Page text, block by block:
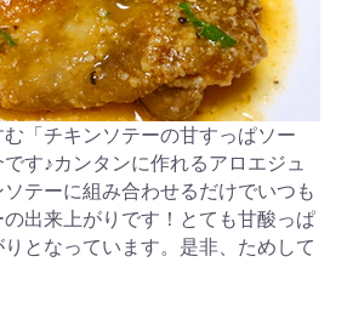
「チキンソテーの甘すっぱソー
す♪カンタンに作れるアロエジュ
テーに組み合わせるだけでいつも
出来上がりです！とても甘酸っぱ
となっています。是非、ためして